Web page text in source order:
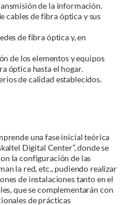
de la información.
cables de fibra óptica y sus
de fibra óptica y, en
de los elementos y equipos
óptica hasta el hogar.
de calidad establecidos.
una fase inicial teórica
Digital Center”, donde se
la configuración de las
la red, etc., pudiendo realizar
de instalaciones tanto en el
que se complementarán con
de prácticas